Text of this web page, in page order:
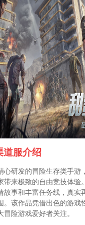
道服介绍
心研发的冒险生存类手游
带来极致的自由竞技体验
故事和丰富任务线，真实
。该作品凭借出色的游戏
冒险游戏爱好者关注。